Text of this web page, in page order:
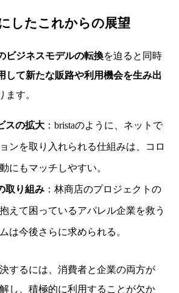
したこれからの展望
ビジネスモデルの転換を迫ると同時
して新たな販路や利用機会を生み出
ます。
スの拡大：bristaのように、ネットで
ンを取り入れられる仕組みは、コロ
にもマッチしやすい。
取り組み：林商店のプロジェクトの
えて困っているアパレル企業を救う
は今後さらに求められる。
するには、消費者と企業の両方が
し、積極的に利用することが欠か